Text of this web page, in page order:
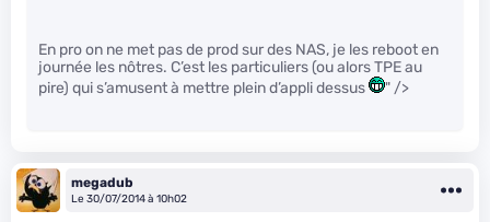
En pro on ne met pas de prod sur des NAS, je les reboot en
journée les nôtres. C’est les particuliers (ou alors TPE au
pire) qui s’amusent à mettre plein d’appli dessus
" />
megadub
Le 30/07/2014 à 10h02